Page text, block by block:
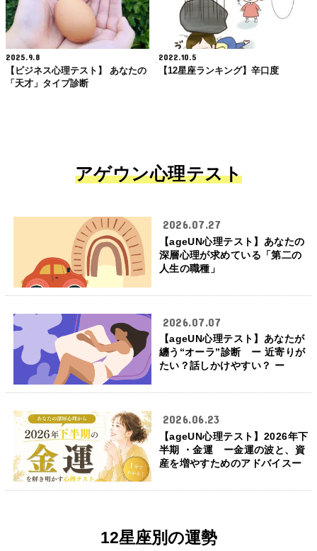
2025.9.8
【ビジネス心理テスト】 あなたの
「天才」タイプ診断
2022.10.5
【12星座ランキング】辛口度
アゲウン心理テスト
2026.07.27
【ageUN心理テスト】あなたの
深層心理が求めている「第二の
人生の職種」
2026.07.07
【ageUN心理テスト】あなたが
纏う“オーラ”診断 ー 近寄りが
たい？話しかけやすい？ ー
2026.06.23
【ageUN心理テスト】2026年下
半期 ・金運 ー金運の波と、資
産を増やすためのアドバイスー
12星座別の運勢